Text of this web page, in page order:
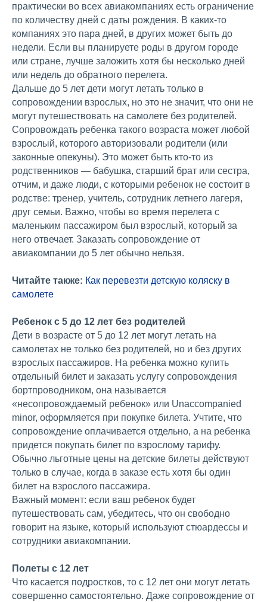
практически во всех авиакомпаниях есть ограничение
по количеству дней с даты рождения. В каких-то
компаниях это пара дней, в других может быть до
недели. Если вы планируете роды в другом городе
или стране, лучше заложить хотя бы несколько дней
или недель до обратного перелета.
Дальше до 5 лет дети могут летать только в
сопровождении взрослых, но это не значит, что они не
могут путешествовать на самолете без родителей.
Сопровождать ребенка такого возраста может любой
взрослый, которого авторизовали родители (или
законные опекуны). Это может быть кто-то из
родственников — бабушка, старший брат или сестра,
отчим, и даже люди, с которыми ребенок не состоит в
родстве: тренер, учитель, сотрудник летнего лагеря,
друг семьи. Важно, чтобы во время перелета с
маленьким пассажиром был взрослый, который за
него отвечает. Заказать сопровождение от
авиакомпании до 5 лет обычно нельзя.
Читайте также: Как перевезти детскую коляску в
самолете
Ребенок с 5 до 12 лет без родителей
Дети в возрасте от 5 до 12 лет могут летать на
самолетах не только без родителей, но и без других
взрослых пассажиров. На ребенка можно купить
отдельный билет и заказать услугу сопровождения
бортпроводником, она называется
«несопровождаемый ребенок» или Unaccompanied
minor, оформляется при покупке билета. Учтите, что
сопровождение оплачивается отдельно, а на ребенка
придется покупать билет по взрослому тарифу.
Обычно льготные цены на детские билеты действуют
только в случае, когда в заказе есть хотя бы один
билет на взрослого пассажира.
Важный момент: если ваш ребенок будет
путешествовать сам, убедитесь, что он свободно
говорит на языке, который используют стюардессы и
сотрудники авиакомпании.
Полеты с 12 лет
Что касается подростков, то с 12 лет они могут летать
совершенно самостоятельно. Даже сопровождение от